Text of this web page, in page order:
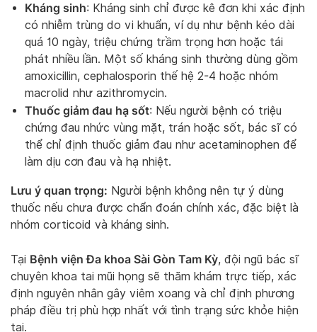
Kháng sinh: Kháng sinh chỉ được kê đơn khi xác định
có nhiễm trùng do vi khuẩn, ví dụ như bệnh kéo dài
quá 10 ngày, triệu chứng trầm trọng hơn hoặc tái
phát nhiều lần. Một số kháng sinh thường dùng gồm
amoxicillin, cephalosporin thế hệ 2-4 hoặc nhóm
macrolid như azithromycin.
Thuốc giảm đau hạ sốt: Nếu người bệnh có triệu
chứng đau nhức vùng mặt, trán hoặc sốt, bác sĩ có
thể chỉ định thuốc giảm đau như acetaminophen để
làm dịu cơn đau và hạ nhiệt.
Lưu ý quan trọng: Người bệnh không nên tự ý dùng
thuốc nếu chưa được chẩn đoán chính xác, đặc biệt là
nhóm corticoid và kháng sinh.
Tại Bệnh viện Đa khoa Sài Gòn Tam Kỳ, đội ngũ bác sĩ
chuyên khoa tai mũi họng sẽ thăm khám trực tiếp, xác
định nguyên nhân gây viêm xoang và chỉ định phương
pháp điều trị phù hợp nhất với tình trạng sức khỏe hiện
tại.